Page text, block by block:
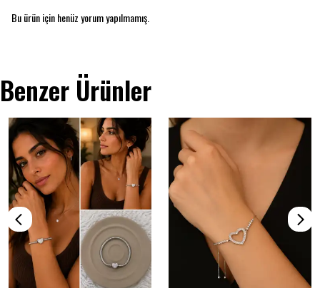
Bu ürün için henüz yorum yapılmamış.
Benzer Ürünler